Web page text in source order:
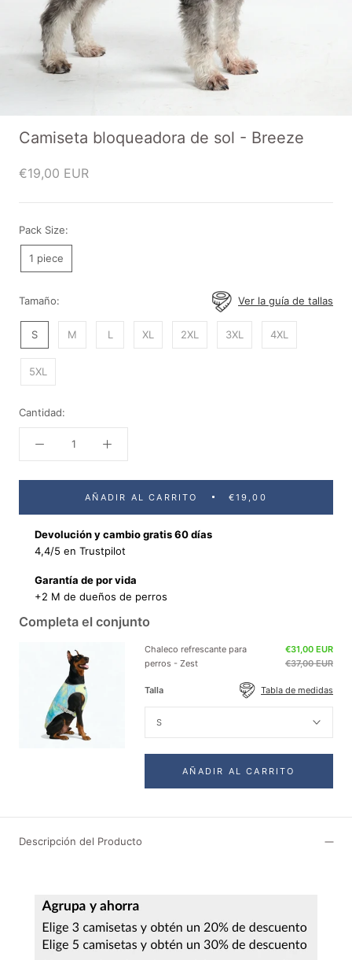
Camiseta bloqueadora de sol - Breeze
€19,00 EUR
Pack Size:
1 piece
Tamaño: Ver la guía de tallas
S M L XL 2XL 3XL 4XL
5XL
Cantidad:
AÑADIR AL CARRITO €19,00
Devolución y cambio gratis 60 días
4,4/5 en Trustpilot
Garantía de por vida
+2 M de dueños de perros
Completa el conjunto
Chaleco refrescante para
perros - Zest
€31,00 EUR
€37,00 EUR
Talla Tabla de medidas
S
AÑADIR AL CARRITO
Descripción del Producto